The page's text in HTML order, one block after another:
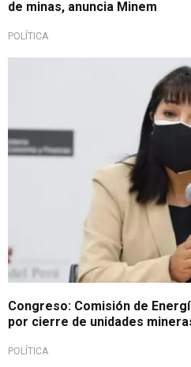
de minas, anuncia Minem
POLÍTICA
Congreso: Comisión de
por cierre de unidades
POLÍTICA